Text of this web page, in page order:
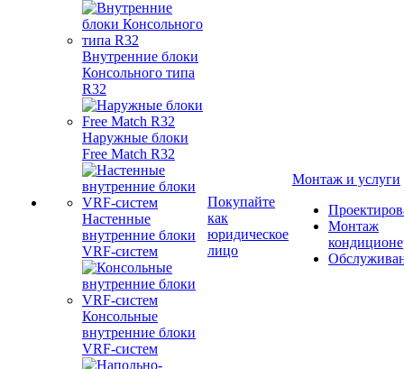
Внутренние блоки
Консольного типа
R32
Наружные блоки
Free Match R32
Настенные
внутренние блоки
VRF-систем
Консольные
внутренние блоки
VRF-систем
Покупайте
как
юридическое
лицо
Монтаж и услуги
Монтаж